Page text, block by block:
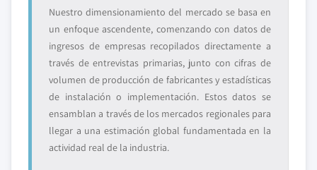
Nuestro dimensionamiento del mercado se basa en
un enfoque ascendente, comenzando con datos de
ingresos de empresas recopilados directamente a
través de entrevistas primarias, junto con cifras de
volumen de producción de fabricantes y estadísticas
de instalación o implementación. Estos datos se
ensamblan a través de los mercados regionales para
llegar a una estimación global fundamentada en la
actividad real de la industria.